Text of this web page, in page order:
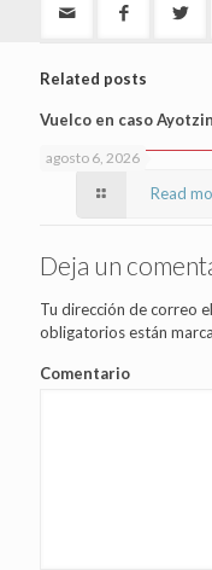
Related posts
agosto 6, 2026
Vuelco en caso
Read
Deja un
Tu dirección de correo
obligatorios están
Comentario